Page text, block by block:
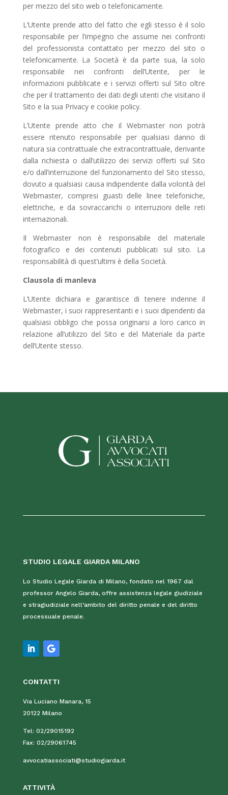
per mezzo del sito web o telefonicamente.
L’Utente prende atto del fatto che egli stesso è il solo
responsabile per l’impegno che assume nei confronti
del professionista contattato per mezzo del sito o
telefonicamente. La Società è da parte sua, la solo
responsabile nei confronti dell’Utente, per le
informazioni pubblicate e i servizi offerti sul Sito oltre
che per il trattamento dei dati degli utenti che visitano il
Sito e la sua Privacy e cookie policy.
L’Utente prende atto che il Webmaster non potrà
essere ritenuto responsabile per qualsiasi danno di
natura sia contrattuale che extracontrattuale, derivante
dalla richiesta o dall’utilizzo dei servizi offerti sul Sito
e/o dall’interruzione del funzionamento del Sito stesso,
dovuto a qualsiasi causa indipendente dalla volontà del
Webmaster, compresi guasti delle linee telefoniche,
elettriche, e da sovraccarichi o interruzioni delle reti
internazionali.
Il Webmaster non è responsabile del materiale
fotografico e dei contenuti pubblicati sul sito. La
responsabilità di quest’ultimi è della Società.
Clausola di manleva
L’Utente dichiara e garantisce di tenere indenne il
Webmaster, i suoi rappresentanti e i suoi dipendenti da
qualsiasi obbligo che possa originarsi a loro carico in
relazione all’utilizzo del Sito e del Materiale da parte
dell’Utente stesso.
STUDIO LEGALE GIARDA MILANO
Lo Studio Legale Giarda di Milano, fondato nel 1967 dal
professor Angelo Giarda, offre assistenza legale giudiziale
e stragiudiziale nell’ambito del diritto penale e del diritto
processuale penale.
CONTATTI
Via Luciano Manara, 15
20122 Milano
Tel: 02/29015192
Fax: 02/29061745
avvocatiassociati@studiogiarda.it
ATTIVITÀ